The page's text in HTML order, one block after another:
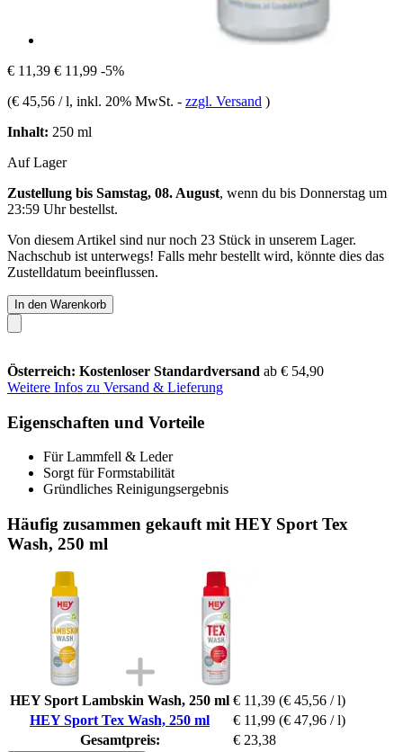
€ 11,39 € 11,99 -5%
(€ 45,56 / l, inkl. 20% MwSt. - zzgl. Versand )
Inhalt: 250 ml
Auf Lager
Zustellung bis Samstag, 08. August, wenn du bis Donnerstag um
23:59 Uhrbestellst.
Von diesem Artikel sind nur noch 23 Stück in unserem Lager.
Nachschub ist unterwegs! Falls mehr bestellt wird, könnte dies das
Zustelldatum beeinflussen.
In den Warenkorb
Österreich: Kostenloser Standardversand ab € 54,90
Weitere Infos zu Versand & Lieferung
Eigenschaften und Vorteile
Für Lammfell & Leder
Sorgt für Formstabilität
Gründliches Reinigungsergebnis
Häufig zusammen gekauft mit HEY Sport Tex
Wash, 250 ml
HEY Sport Lambskin Wash, 250 ml € 11,39 (€ 45,56 / l)
HEY Sport Tex Wash, 250 ml
€ 11,99 (€ 47,96 / l)
Gesamtpreis:
€ 23,38